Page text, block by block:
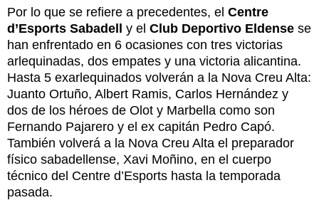
Por lo que se refiere a precedentes, el Centre
d’Esports Sabadell
y el Club Deportivo Eldense se
han enfrentado en 6 ocasiones con tres victorias
arlequinadas, dos empates y una victoria alicantina.
Hasta 5 exarlequinados volverán a la Nova Creu Alta:
Juanto Ortuño, Albert Ramis, Carlos Hernández y
dos de los héroes de Olot y Marbella como son
Fernando Pajarero y el ex capitán Pedro Capó.
También volverá a la Nova Creu Alta el preparador
físico sabadellense, Xavi Moñino, en el cuerpo
técnico del Centre d’Esports hasta la temporada
pasada.